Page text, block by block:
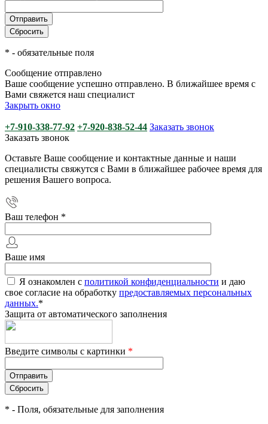
* - обязательные поля
Сообщение отправлено
Ваше сообщение успешно отправлено. В ближайшее время с
Вами свяжется наш специалист
Закрыть окно
+7-910-338-77-92 +7-920-838-52-44 Заказать звонок
Заказать звонок
Оставьте Ваше сообщение и контактные данные и наши
специалисты свяжутся с Вами в ближайшее рабочее время для
решения Вашего вопроса.
Ваш телефон *
Ваше имя
Я ознакомлен с политикой конфиденциальности и даю
свое согласие на обработку предоставляемых персональных
данных.*
Защита от автоматического заполнения
Введите символы с картинки *
* - Поля, обязательные для заполнения